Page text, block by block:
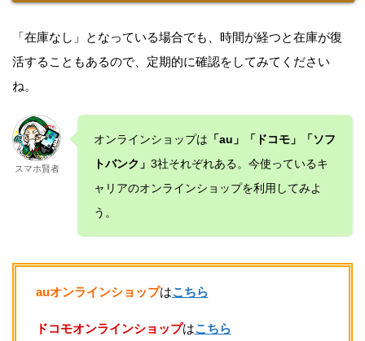
「在庫なし」となっている場合でも、時間が経つと在庫が復
活することもあるので、定期的に確認をしてみてください
ね。
スマホ賢者
オンラインショップは 「au」
「ドコモ」「ソフ
トバンク」 3社それぞれある。今使っているキ
ャリアのオンラインショップを利用してみよ
う。
auオンラインショップはこちら
ドコモオンラインショップはこちら